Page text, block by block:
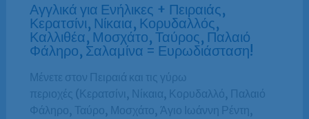
Αγγλικά για Ενήλικες + Πειραιάς,
Κερατσίνι, Νίκαια, Κορυδαλλός,
Καλλιθέα, Μοσχάτο, Ταύρος, Παλαιό
Φάληρο, Σαλαμίνα = Ευρωδιάσταση!
Μένετε στον Πειραιά και τις γύρω
περιοχές (Κερατσίνι, Νίκαια, Κορυδαλλό, Παλαιό
Φάληρο, Ταύρο, Μοσχάτο, Άγιο Ιωάννη Ρέντη,